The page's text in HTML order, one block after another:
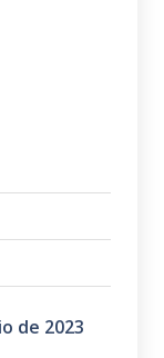
de 2023